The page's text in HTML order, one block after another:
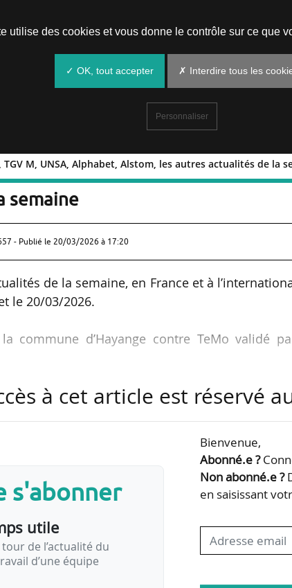
TGV M, UNSA, Alphabet, Alstom, les autres actualités de la
TGV M, UNSA, Alphabet,
semaine
- Publié le 20/03/2026 à 17:20
de la semaine, en France et à
le 20/03/2026.
commune d’Hayange contre TeMo validé
- Brest prévu pour juin 2026 ;
à Paris ;
sur la perception des véhicules
l’AUTF ;
à cet article est réservé
s'abonner
utile
de l’actualité du
d’une équipe
Bienvenue,
Abonné.e ?
Non abonné.e ?
en saisissant
utilise des cookies et vous donne le contrôle sur ce que
✓ OK, tout accepter ✗ Interdire tous les
Personnaliser